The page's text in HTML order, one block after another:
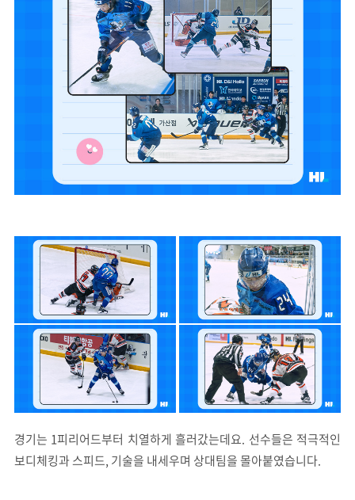
경기는 1피리어드부터 치열하게 흘러갔는데요. 선수들은 적극적인
보디체킹과 스피드, 기술을 내세우며 상대팀을 몰아붙였습니다.